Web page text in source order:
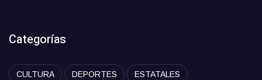
Categorías
CULTURA DEPORTES ESTATALES